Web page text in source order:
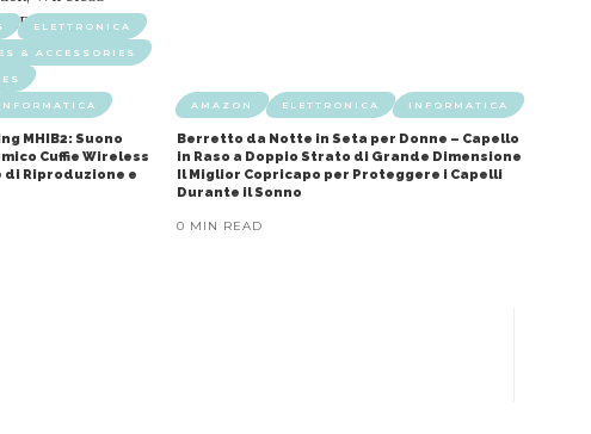
ELETTRONICA
& ACCESSORIES
MHIB2: Suono
Cuffie Wireless
di Riproduzione e
AMAZON ELETTRONICA INFORMATICA
Berretto da Notte in Seta per Donne – Capello
in Raso a Doppio Strato di Grande Dimensione
Il Miglior Copricapo per Proteggere i Capelli
Durante il Sonno
0 MIN READ